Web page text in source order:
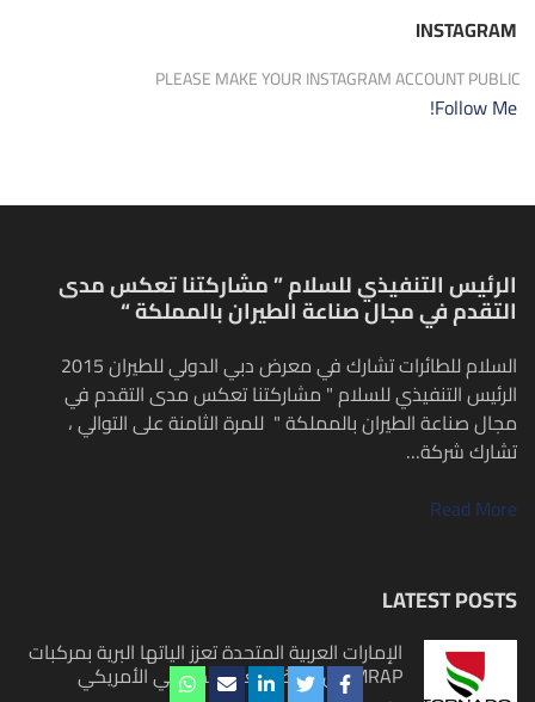
INSTAGRAM
PLEASE MAKE YOUR INSTAGRAM ACCOUNT PUBLIC
Follow Me!
الرئيس التنفيذي للسلام ” مشاركتنا تعكس مدى
التقدم في مجال صناعة الطيران بالمملكة “
السلام للطائرات تشارك في معرض دبي الدولي للطيران 2015
الرئيس التنفيذي للسلام " مشاركتنا تعكس مدى التقدم في
مجال صناعة الطيران بالمملكة " للمرة الثامنة على التوالي ،
تشارك شركة…
Read More
LATEST POSTS
الإمارات العربية المتحدة تعزز الياتها البرية بمركبات
MRAP من فائض العتاد الدفاعي الأمريكي